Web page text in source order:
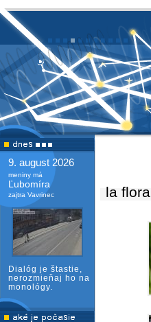
9. august 2026
meniny má
Ľubomíra
zajtra Vavrinec
Dialóg je štastie,
nerozmieňaj ho na
monológy.
la flora